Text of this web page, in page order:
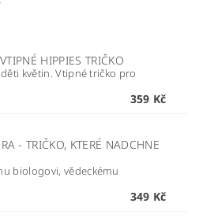
HIPPIES TRIČKO
květin. Vtipné tričko pro
359 Kč
- TRIČKO, KTERÉ NADCHNE
biologovi, vědeckému
349 Kč